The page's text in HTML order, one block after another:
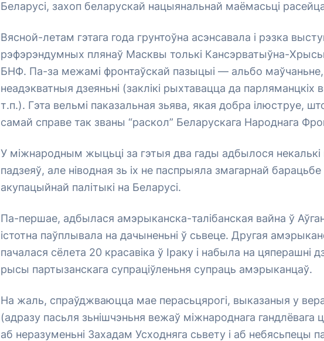
Беларусі, захоп беларускай нацыянальнай маёмасьці
Вясной-летам гэтага года грунтоўна асэнсавала і рэзка
рэфэрэндумных плянаў Масквы толькі Кансэрватыўна-
БНФ. Па-за межамі фронтаўскай пазыцыі — альбо
неадэкватныя дзеяньні (заклікі рыхтавацца да парляманцкіх
т.п.). Гэта вельмі паказальная зьява, якая добра ілюструе,
самай справе так званы “раскол” Беларускага Народнага
У міжнародным жыцьці за гэтыя два гады адбылося некалькі
падзеяў, але ніводная зь іх не паспрыяла змагарнай
акупацыйнай палітыкі на Беларусі.
Па-першае, адбылася амэрыканска-талібанская вайна ў
істотна паўплывала на дачыненьні ў сьвеце. Другая
пачалася сёлета 20 красавіка ў Іраку і набыла на цяперашні
рысы партызанскага супраціўленьня супраць амэрыканцаў.
На жаль, спраўджваюцца мае перасьцярогі, выказаныя у
(адразу пасьля зьнішчэньня вежаў міжнароднага гандлёвага
аб неразуменьні Захадам Усходняга сьвету і аб небясьпецы